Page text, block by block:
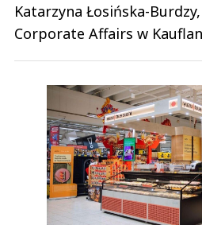
Katarzyna Łosińska-
Corporate Affairs w